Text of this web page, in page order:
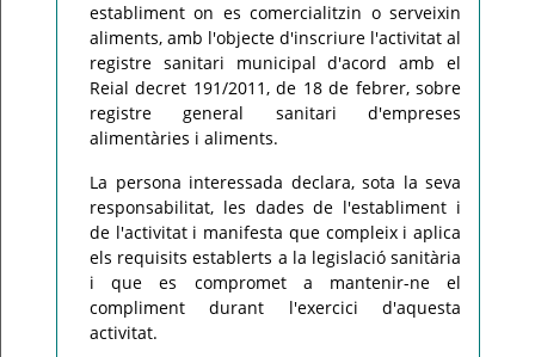
establiment on es comercialitzin o serveixin
aliments, amb l'objecte d'inscriure l'activitat al
registre sanitari municipal d'acord amb el
Reial decret 191/2011, de 18 de febrer, sobre
registre general sanitari d'empreses
alimentàries i aliments.
La persona interessada declara, sota la seva
responsabilitat, les dades de l'establiment i
de l'activitat i manifesta que compleix i aplica
els requisits establerts a la legislació sanitària
i que es compromet a mantenir-ne el
compliment durant l'exercici d'aquesta
activitat.